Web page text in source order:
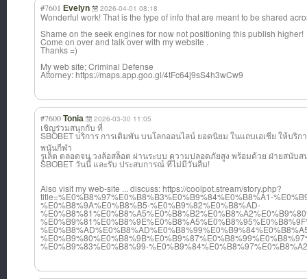
#7601 Evelyn 2026-04-01 08:18
Wonderful work! That is the type of info that are meant to be shared
Shame on the seek engines for now not positioning this publish higher!
Come on over and talk over with my website .
Thanks =)
My web site; Criminal Defense
Attorney: https://maps.app.goo.gl/4tFc64j9sS4h3wCw9
#7600 Tonia 2026-03-30 11:05
เชิญร่วมสนุกกับ ที่
SBOBET บริการ การเดิมพัน บนโลกออนไลน์ ยอดนิยม ในแถบเอเชีย ให้บริก
พนันกีฬา
รูเล็ต ตลอดจน วงล้อสล็อต ผ่านระบบ ความปลอดภัยสูง พร้อมด้วย ฝ่ายสนับส
SBOBET วันนี้ และรับ ประสบการณ์ ที่ไม่มีวันลืม!
Also visit my web-site ... discuss: https://coolpot.stream/story.php?
title=%E0%B8%97%E0%B8%B3%E0%B9%84%E0%B8%A1-
%E0%B8%9A%E0%B8%B5-%E0%B9%82%E0%B8%AD-
%E0%B9%83%E0%B8%99-%E0%B9%84%E0%B8%97%E0%B8%A2